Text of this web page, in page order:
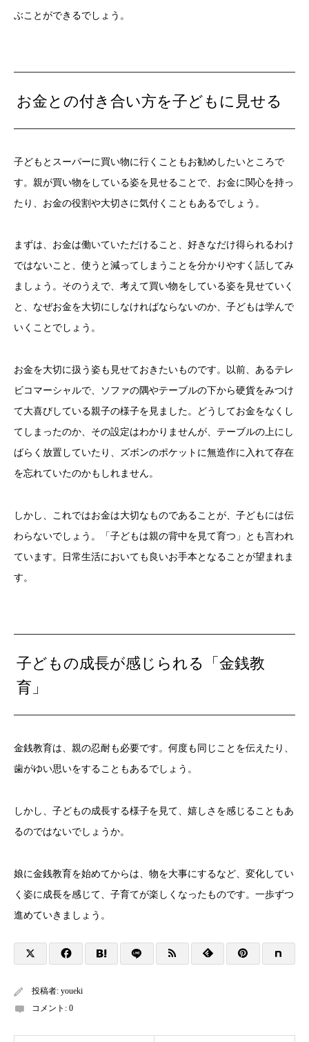
ぶことができるでしょう。
お金との付き合い方を子どもに見せる
子どもとスーパーに買い物に行くこともお勧めしたいところで
す。親が買い物をしている姿を見せることで、お金に関心を持っ
たり、お金の役割や大切さに気付くこともあるでしょう。
まずは、お金は働いていただけること、好きなだけ得られるわけ
ではないこと、使うと減ってしまうことを分かりやすく話してみ
ましょう。そのうえで、考えて買い物をしている姿を見せていく
と、なぜお金を大切にしなければならないのか、子どもは学んで
いくことでしょう。
お金を大切に扱う姿も見せておきたいものです。以前、あるテレ
ビコマーシャルで、ソファの隅やテーブルの下から硬貨をみつけ
て大喜びしている親子の様子を見ました。どうしてお金をなくし
てしまったのか、その設定はわかりませんが、テーブルの上にし
ばらく放置していたり、ズボンのポケットに無造作に入れて存在
を忘れていたのかもしれません。
しかし、これではお金は大切なものであることが、子どもには伝
わらないでしょう。「子どもは親の背中を見て育つ」とも言われ
ています。日常生活においても良いお手本となることが望まれま
す。
子どもの成長が感じられる「金銭教
育」
金銭教育は、親の忍耐も必要です。何度も同じことを伝えたり、
歯がゆい思いをすることもあるでしょう。
しかし、子どもの成長する様子を見て、嬉しさを感じることもあ
るのではないでしょうか。
娘に金銭教育を始めてからは、物を大事にするなど、変化してい
く姿に成長を感じて、子育てが楽しくなったものです。一歩ずつ
進めていきましょう。
投稿者: youeki
コメント: 0